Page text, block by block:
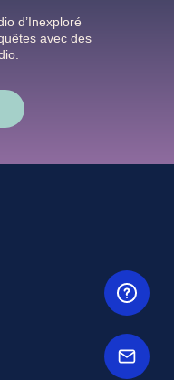
d’Inexploré
avec des